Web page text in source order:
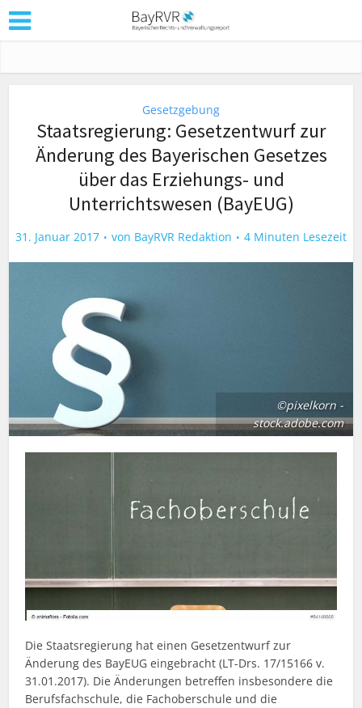
Gesetzgebung
Staatsregierung: Gesetzentwurf zur
Änderung des Bayerischen Gesetzes
über das Erziehungs- und
Unterrichtswesen (BayEUG)
31. Januar 2017 von BayRVR Redaktion 4 Minuten Lesezeit
©pixelkorn -
stock.adobe.com
Die Staatsregierung hat einen Gesetzentwurf zur
Änderung des BayEUG eingebracht (LT-Drs. 17/15166 v.
31.01.2017). Die Änderungen betreffen insbesondere die
Berufsfachschule, die Fachoberschule und die